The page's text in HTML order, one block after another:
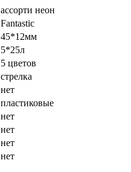
ассорти неон
Fantastic
45*12мм
5*25л
5 цветов
стрелка
нет
пластиковые
нет
нет
нет
нет